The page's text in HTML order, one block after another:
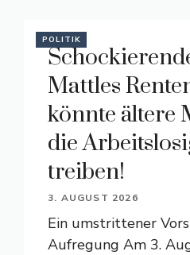
POLITIK
Mattles
könnte ältere
die
treiben!
3. AUGUST 2026
Ein umstrittener
Aufregung Am 3.